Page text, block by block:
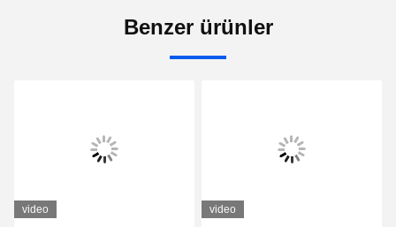
Benzer ürünler
video video